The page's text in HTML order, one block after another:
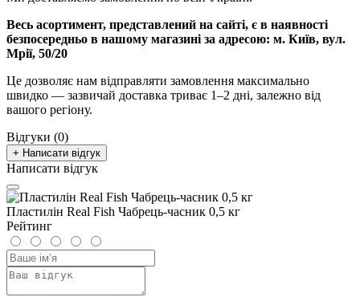
Весь асортимент, представлений на сайті, є в наявності
безпосередньо в нашому магазині за адресою: м. Київ, вул.
Мрії, 50/20
Це дозволяє нам відправляти замовлення максимально
швидко — зазвичай доставка триває 1–2 дні, залежно від
вашого регіону.
Відгуки (0)
+ Написати відгук
Написати відгук
Пластилін Real Fish Чабрець-часник 0,5 кг
Рейтинг